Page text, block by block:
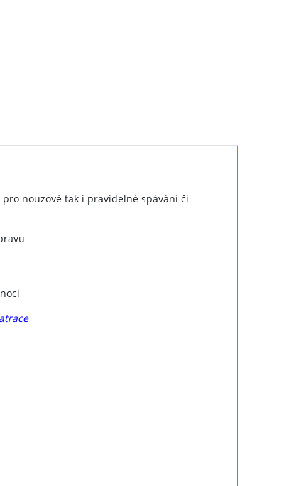
nouzové tak i pravidelné spávání či